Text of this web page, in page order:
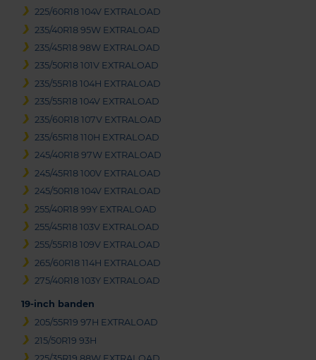
225/60R18 104V EXTRALOAD
235/40R18 95W EXTRALOAD
235/45R18 98W EXTRALOAD
235/50R18 101V EXTRALOAD
235/55R18 104H EXTRALOAD
235/55R18 104V EXTRALOAD
235/60R18 107V EXTRALOAD
235/65R18 110H EXTRALOAD
245/40R18 97W EXTRALOAD
245/45R18 100V EXTRALOAD
245/50R18 104V EXTRALOAD
255/40R18 99Y EXTRALOAD
255/45R18 103V EXTRALOAD
255/55R18 109V EXTRALOAD
265/60R18 114H EXTRALOAD
275/40R18 103Y EXTRALOAD
19-inch banden
205/55R19 97H EXTRALOAD
215/50R19 93H